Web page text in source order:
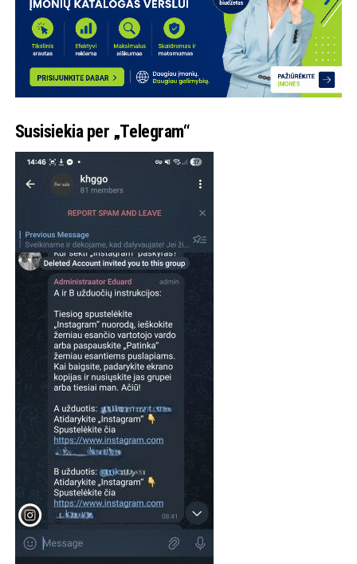
Susisiekia per „Telegram“